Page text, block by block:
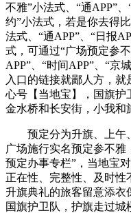
不雅”小法式、“通APP”
约”小法式，若是你去得
法式、“通APP”、“日报
式，可通过“广场预定参
APP”、“时间APP”、“京
入口的链接就鄙人方，
心号【当地宝】，国旗护
金水桥和长安街，小我和
预定分为升旗、上午、
广场施行实名预定参不雅
预定办事专栏”，当地宝
正在性、完整性、及时
升旗典礼的旅客留意添衣
国旗护卫队，护旗走过